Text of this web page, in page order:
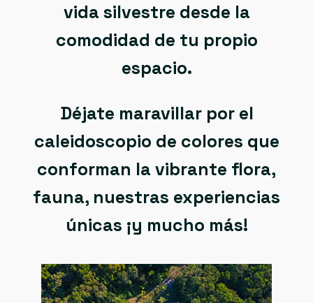
vida silvestre desde la
comodidad de tu propio
espacio.
Déjate maravillar por el
caleidoscopio de colores que
conforman la vibrante flora,
fauna, nuestras experiencias
únicas ¡y mucho más!
Frutas y Flores
Mapas